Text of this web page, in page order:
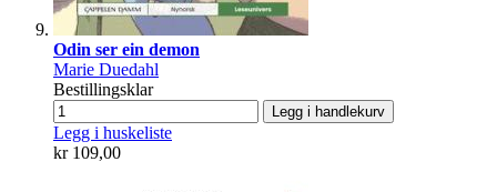
Odin ser ein demon
Marie Duedahl
Bestillingsklar
Legg i handlekurv
Legg i huskeliste
kr 109,00